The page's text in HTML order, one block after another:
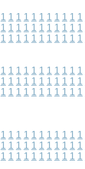
1 1 1 1 1 1 1 1 1 1 1
1 1 1 1 1 1 1 1 1 1 1
1 1 1 1 1 1 1 1 1 1 1
1 1 1 1 1 1 1 1 1 1 1
1 1 1 1 1 1 1 1 1 1 1
1 1 1 1 1 1 1 1 1 1 1
1 1 1 1 1 1 1 1 1 1 1
1 1 1 1 1 1 1 1 1 1 1
1 1 1 1 1 1 1 1 1 1 1